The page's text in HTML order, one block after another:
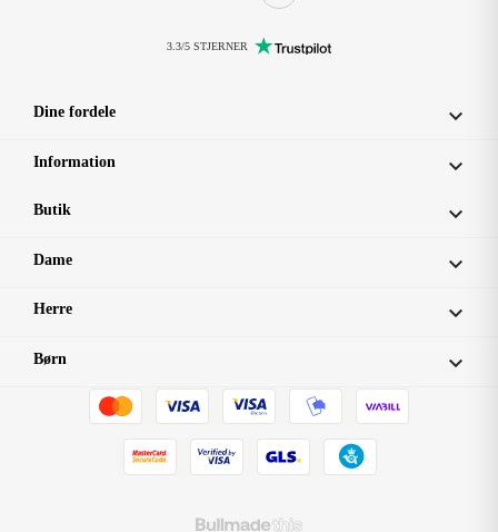
3.3/5 STJERNER
Dine fordele 
Information 
Butik 
Dame 
Herre 
Børn 